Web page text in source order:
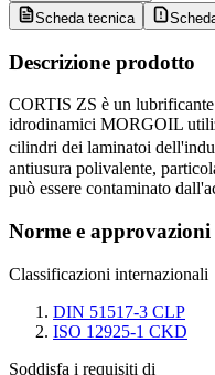
Scheda tecnica
Descrizione prodotto
CORTIS ZS è un
idrodinamici MORGOIL
cilindri dei laminatoi
antiusura polivalente,
può essere contaminato
Norme e approvazioni
Classificazioni internazionali
DIN 51517-3 CLP
ISO 12925-1 CKD
Soddisfa i requisiti di